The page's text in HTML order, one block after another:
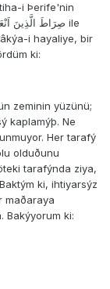
i Þerife'nin
i hayaliye, bir
ki:
zeminin yüzünü;
kaplamýþ. Ne
Her tarafý
olduðunu
tarafýnda ziya,
ki, ihtiyarsýz
maðaraya
Bakýyorum ki: